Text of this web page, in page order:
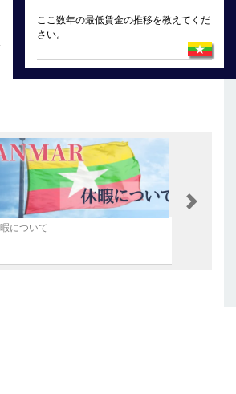
ここ数年の最低賃金の推移を教えてくだ
さい。
について
Next